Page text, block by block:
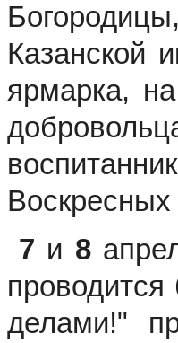
Казанской
ярмарка,
7 и 8
делами!"